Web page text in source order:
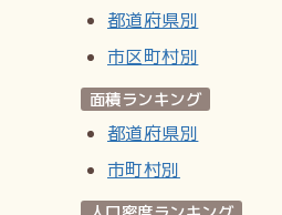
都道府県別
市区町村別
面積ランキング
都道府県別
市町村別